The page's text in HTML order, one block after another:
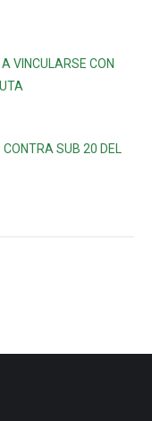
VINCULARSE CON
CONTRA SUB 20 DEL